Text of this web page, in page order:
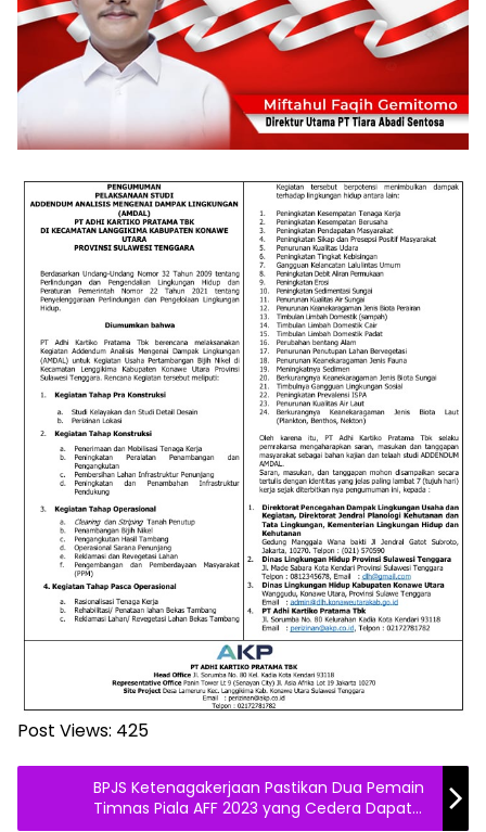
Post Views: 425
BPJS Ketenagakerjaan Pastikan Dua Pemain
Timnas Piala AFF 2023 yang Cedera Dapat